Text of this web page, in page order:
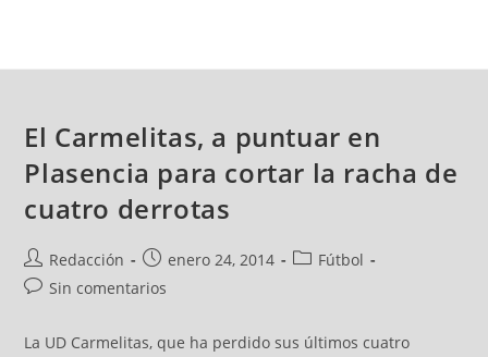
El Carmelitas, a puntuar en
Plasencia para cortar la racha de
cuatro derrotas
Redacción enero 24, 2014
Fútbol
Sin comentarios
La UD Carmelitas, que ha perdido sus últimos cuatro